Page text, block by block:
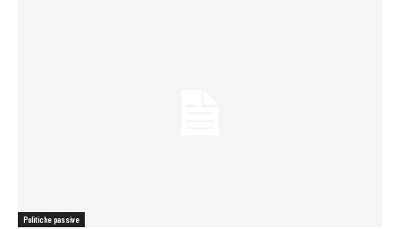
Politiche passive